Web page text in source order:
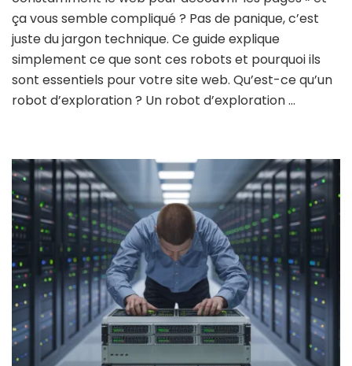
ça vous semble compliqué ? Pas de panique, c’est
juste du jargon technique. Ce guide explique
simplement ce que sont ces robots et pourquoi ils
sont essentiels pour votre site web. Qu’est-ce qu’un
robot d’exploration ? Un robot d’exploration …